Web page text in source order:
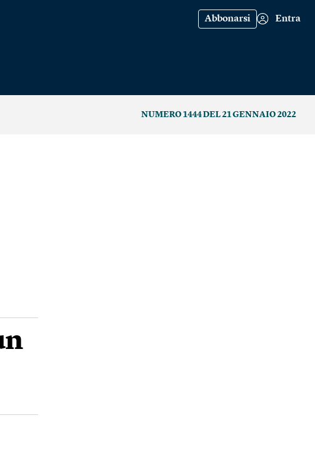
Abbonarsi Entra
NUMERO 1444 DEL 21 GENNAIO 2022